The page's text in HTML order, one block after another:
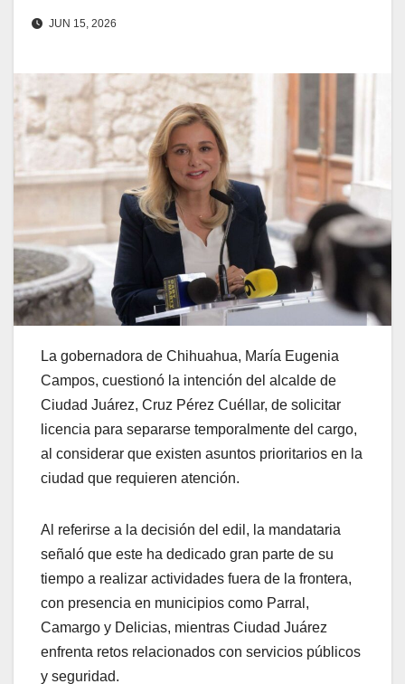
JUN 15, 2026
La gobernadora de Chihuahua, María Eugenia
Campos, cuestionó la intención del alcalde de
Ciudad Juárez, Cruz Pérez Cuéllar, de solicitar
licencia para separarse temporalmente del cargo,
al considerar que existen asuntos prioritarios en la
ciudad que requieren atención.
Al referirse a la decisión del edil, la mandataria
señaló que este ha dedicado gran parte de su
tiempo a realizar actividades fuera de la frontera,
con presencia en municipios como Parral,
Camargo y Delicias, mientras Ciudad Juárez
enfrenta retos relacionados con servicios públicos
y seguridad.